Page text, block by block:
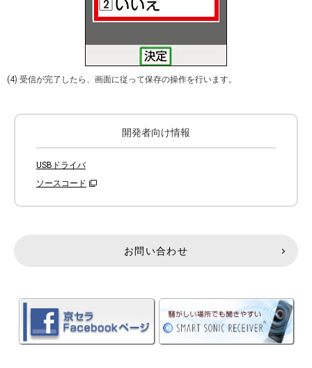
(4) 受信が完了したら、画面に従って保存の操作を行います。
開発者向け情報
USBドライバ
ソースコード
お問い合わせ